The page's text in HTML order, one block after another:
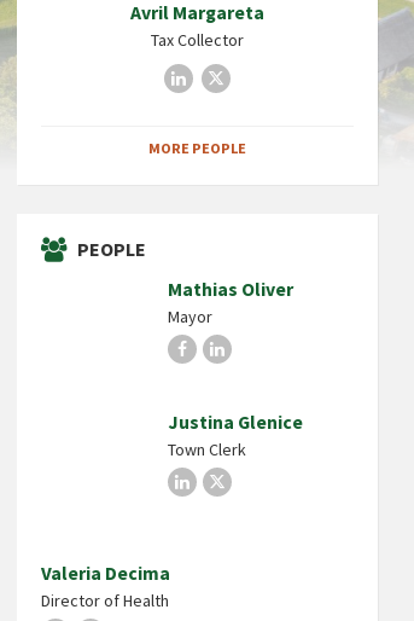
Avril Margareta
Tax Collector
LinkedIn
X
MORE PEOPLE
PEOPLE
Mathias Oliver
Mayor
FacebookLinkedIn
Justina Glenice
Town Clerk
LinkedIn
X
Valeria Decima
Director of Health